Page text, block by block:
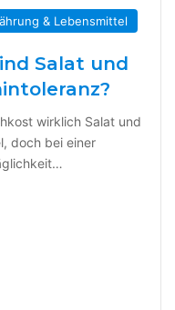
& Lebensmittel
Salat und
wirklich Salat und
doch bei einer